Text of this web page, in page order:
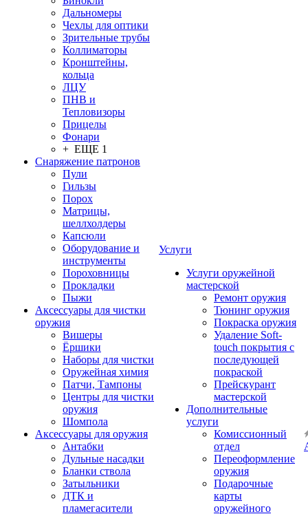
Дальномеры
Чехлы для оптики
Зрительные трубы
Коллиматоры
Кронштейны,
кольца
ЛЦУ
ПНВ и
Тепловизоры
Прицелы
Фонари
+ ЕЩЕ 1
Снаряжение патронов
Пули
Гильзы
Порох
Матрицы,
шеллхолдеры
Капсюли
Оборудование и
инструменты
Пороховницы
Прокладки
Пыжи
Аксессуары для чистки
оружия
Вишеры
Ёршики
Наборы для чистки
Оружейная химия
Патчи, Тампоны
Центры для чистки
оружия
Шомпола
Аксессуары для оружия
Антабки
Дульные насадки
Бланки ствола
Затыльники
ДТК и
пламегасители
Услуги
Услуги оружейной
мастерской
Ремонт оружия
Тюнинг оружия
Покраска оружия
Удаление Soft-
touch покрытия с
последующей
покраской
Прейскурант
мастерской
Дополнительные
услуги
Комиссионный
отдел
Переоформление
оружия
Подарочные
карты
оружейного